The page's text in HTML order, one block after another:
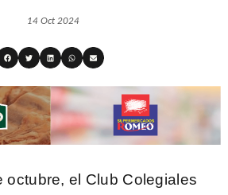
14 Oct 2024
octubre, el Club Colegiales